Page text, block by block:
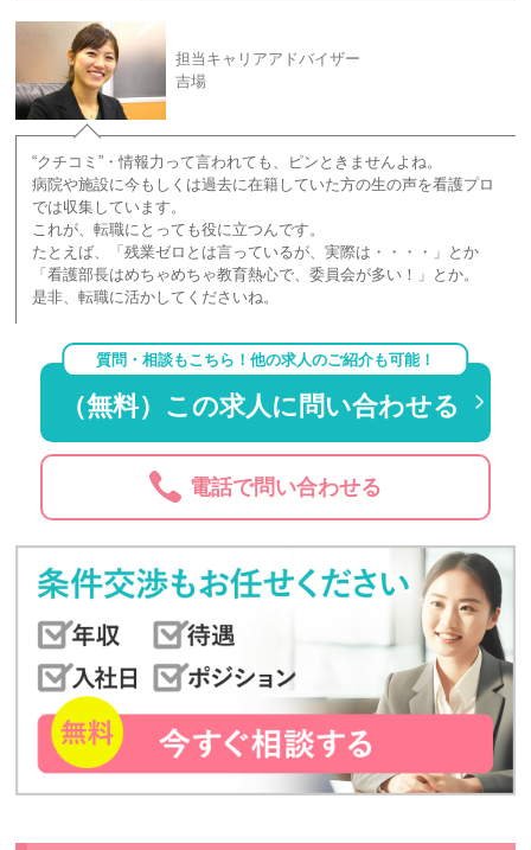
担当キャリアアドバイザー
吉場
“クチコミ”・情報力って言われても、ピンときませんよね。
病院や施設に今もしくは過去に在籍していた方の生の声を看護プロ
では収集しています。
これが、転職にとっても役に立つんです。
たとえば、「残業ゼロとは言っているが、実際は・・・・」とか
「看護部長はめちゃめちゃ教育熱心で、委員会が多い！」とか。
是非、転職に活かしてくださいね。
質問・相談もこちら！他の求人のご紹介も可能！
（無料）この求人に問い合わせる
電話で問い合わせる